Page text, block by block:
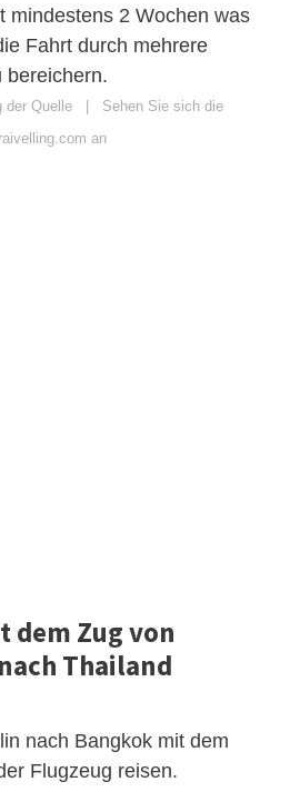
mindestens 2 Wochen was
Fahrt durch mehrere
bereichern.
der Quelle
Sehen Sie sich die
an
dem Zug von
Thailand
nach Bangkok mit dem
Flugzeug reisen.